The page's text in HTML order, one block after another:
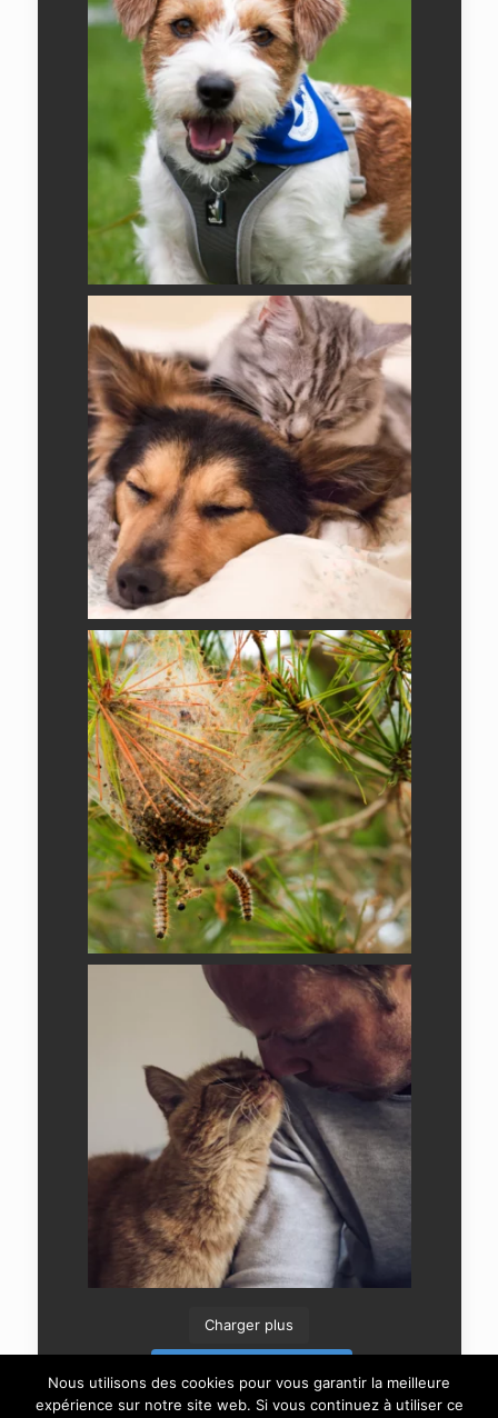
Charger plus
Nous utilisons des cookies pour vous garantir la meilleure
expérience sur notre site web. Si vous continuez à utiliser ce